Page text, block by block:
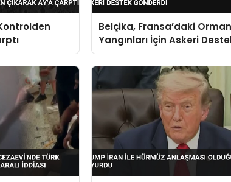
Belçika, Fransa’daki Orman
Yangınları İçin Askeri
Gönderdi